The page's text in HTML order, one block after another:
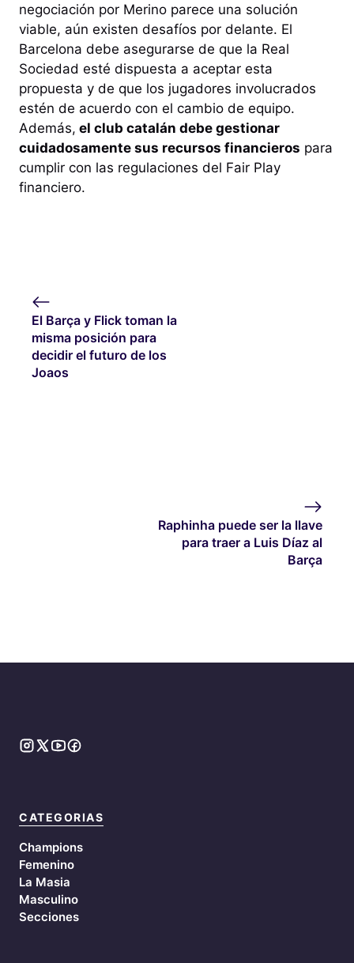
negociación por Merino parece una solución
viable, aún existen desafíos por delante. El
Barcelona debe asegurarse de que la Real
Sociedad esté dispuesta a aceptar esta
propuesta y de que los jugadores involucrados
estén de acuerdo con el cambio de equipo.
Además, el club catalán debe gestionar
cuidadosamente sus recursos financieros para
cumplir con las regulaciones del Fair Play
financiero.
El Barça y Flick toman la
misma posición para
decidir el futuro de los
Joaos
Raphinha puede ser la llave
para traer a Luis Díaz al
Barça
CATEGORIAS
Champions
Femenino
La Masia
Masculino
Secciones